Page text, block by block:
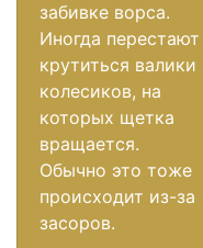
забивке ворса.
Иногда перестают
крутиться валики
колесиков, на
которых щетка
вращается.
Обычно это тоже
происходит из-за
засоров.